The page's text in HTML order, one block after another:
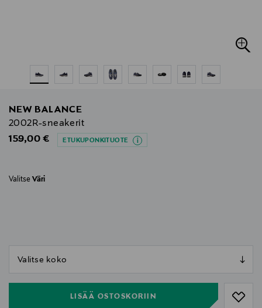
NEW BALANCE
2002R-sneakerit
Original Price
159,00 € ETUKUPONKITUOTE
Valitse Väri
LISÄÄ OSTOSKORIIN